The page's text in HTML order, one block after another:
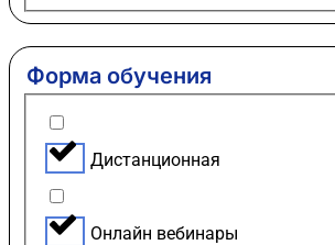
Форма обучения
Дистанционная
Онлайн вебинары